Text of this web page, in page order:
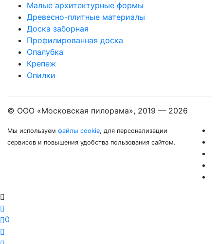
Малые архитектурные формы
Древесно-плитные материалы
Доска заборная
Профилированная доска
Опалубка
Крепеж
Опилки
© ООО «Московская пилорама», 2019 — 2026
Мы используем файлы cookie, для персонализации
сервисов и повышения удобства пользования сайтом.
0